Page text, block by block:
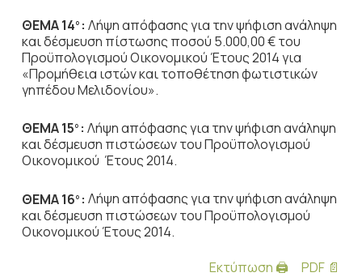
ΘΕΜΑ 14ο : Λήψη απόφασης για την ψήφιση ανάληψη
και δέσμευση πίστωσης ποσού 5.000,00 € του
Προϋπολογισμού Οικονομικού Έτους 2014 για
«Προμήθεια ιστών και τοποθέτηση φωτιστικών
γηπέδου Μελιδονίου».
ΘΕΜΑ 15ο : Λήψη απόφασης για την ψήφιση ανάληψη
και δέσμευση πιστώσεων του Προϋπολογισμού
Οικονομικού Έτους 2014.
ΘΕΜΑ 16ο : Λήψη απόφασης για την ψήφιση ανάληψη
και δέσμευση πιστώσεων του Προϋπολογισμού
Οικονομικού Έτους 2014.
Εκτύπωση 🖨
PDF 📄